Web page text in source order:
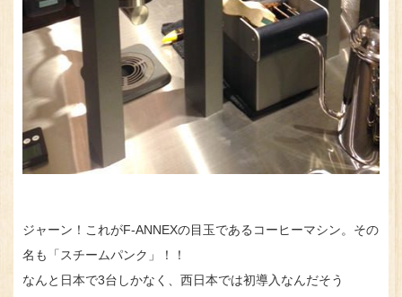
ジャーン！これがF-ANNEXの目玉であるコーヒーマシン。その
名も「スチームパンク」！！
なんと日本で3台しかなく、西日本では初導入なんだそう